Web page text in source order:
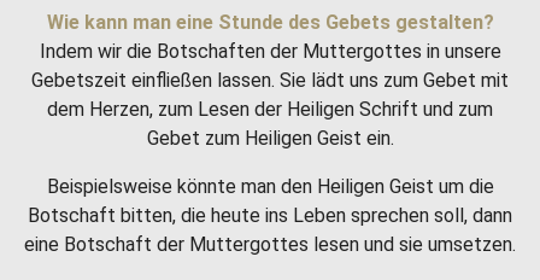
Wie kann man eine Stunde des Gebets gestalten?
Indem wir die Botschaften der Muttergottes in unsere
Gebetszeit einfließen lassen. Sie lädt uns zum Gebet mit
dem Herzen, zum Lesen der Heiligen Schrift und zum
Gebet zum Heiligen Geist ein.
Beispielsweise könnte man den Heiligen Geist um die
Botschaft bitten, die heute ins Leben sprechen soll, dann
eine Botschaft der Muttergottes lesen und sie umsetzen.